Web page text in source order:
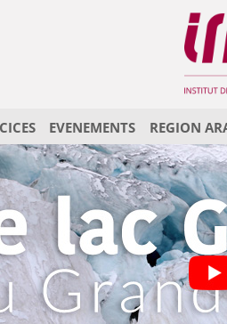
EVENEMENTS REGION